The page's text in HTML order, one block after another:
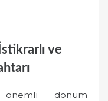
ve
önemli dönüm